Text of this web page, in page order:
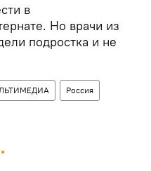
в
Но врачи из
подростка и не
Россия